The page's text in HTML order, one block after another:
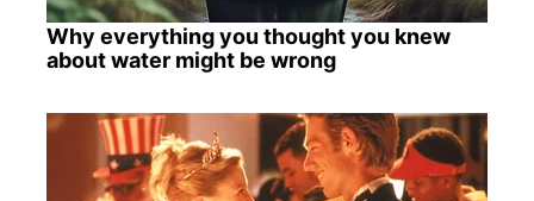
Why everything you thought you knew
about water might be wrong